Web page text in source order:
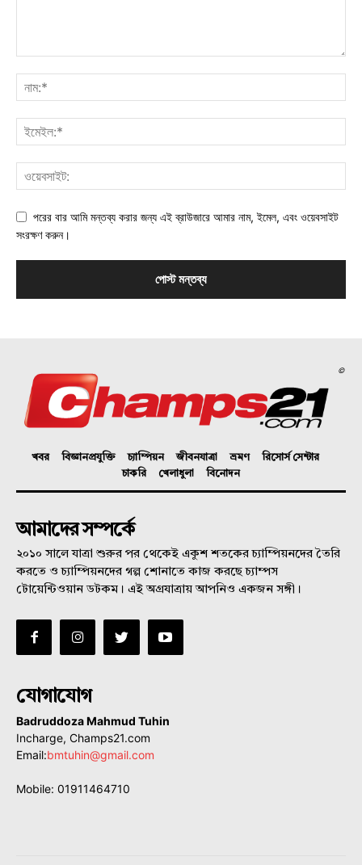
পরের বার আমি মন্তব্য করার জন্য এই ব্রাউজারে আমার নাম, ইমেল, এবং ওয়েবসাইট
সংরক্ষণ করুন।
©
খবর বিজ্ঞানপ্রযুক্তি চ্যাম্পিয়ন জীবনযাত্রা ভ্রমণ
রিসোর্স সেন্টার
চাকরি
খেলাধুলা বিনোদন
আমাদের সম্পর্কে
২০১০ সালে যাত্রা শুরুর পর থেকেই একুশ শতকের চ্যাম্পিয়নদের তৈরি
করতে ও চ্যাম্পিয়নদের গল্প শোনাতে কাজ করছে চ্যাম্পস
টোয়েন্টিওয়ান ডটকম। এই অগ্রযাত্রায় আপনিও একজন সঙ্গী।
যোগাযোগ
Badruddoza Mahmud Tuhin
Incharge, Champs21.com
Email:bmtuhin@gmail.com
Mobile: 01911464710